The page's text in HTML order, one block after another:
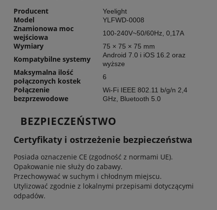
Producent Yeelight
Model YLFWD-0008
Znamionowa moc
wejściowa
100-240V~50/60Hz, 0,17A
Wymiary 75 × 75 × 75 mm
Kompatybilne systemy
Android 7.0 i iOS 16.2 oraz
wyższe
Maksymalna ilość
połączonych kostek
6
Połączenie
bezprzewodowe
Wi-Fi IEEE 802.11 b/g/n 2,4
GHz, Bluetooth 5.0
BEZPIECZEŃSTWO
Certyfikaty i ostrzeżenie bezpieczeństwa
Posiada oznaczenie CE (zgodność z normami UE).
Opakowanie nie służy do zabawy.
Przechowywać w suchym i chłodnym miejscu.
Utylizować zgodnie z lokalnymi przepisami dotyczącymi
odpadów.